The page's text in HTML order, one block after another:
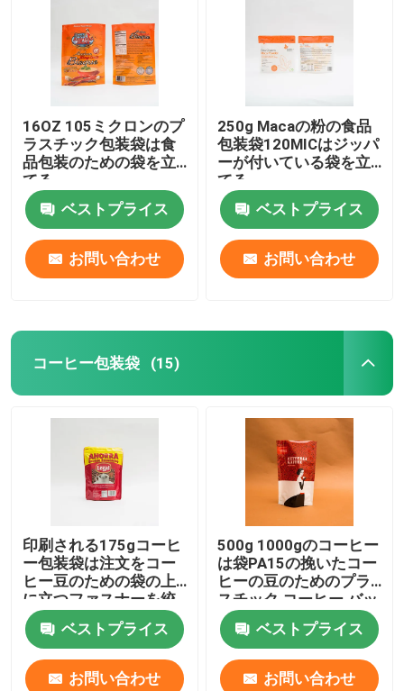
ホーム
16OZ 105ミクロンのプ
ラスチック包装袋は食
品包装のための袋を立
てる
ベストプライス
お問い合わせ
250g Macaの粉の食品
包装袋120MICはジッパ
ーが付いている袋を立
てる
ベストプライス
お問い合わせ
コーヒー包装袋 (15)
印刷される175gコーヒ
ー包装袋は注文をコー
ヒー豆のための袋の上
に立つファスナーを絞
める
ベストプライス
お問い合わせ
500g 1000gのコーヒー
は袋PA15の挽いたコー
ヒーの豆のためのプラ
スチック コーヒー バッ
グを立てる
ベストプライス
お問い合わせ